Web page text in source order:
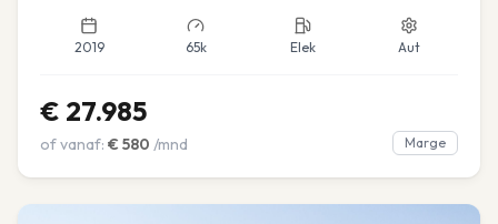
2019 65k Elek Aut
€ 27.985
of vanaf: € 580 /mnd Marge